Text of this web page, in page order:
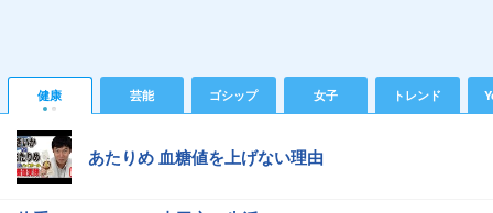
健康 芸能 ゴシップ 女子 トレンド
あたりめ 血糖値を上げない理由